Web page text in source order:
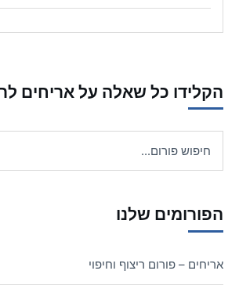
הקלידו כל שאלה על אריחים
הפורומים שלנו
אריחים – פורום ריצוף וחיפוי